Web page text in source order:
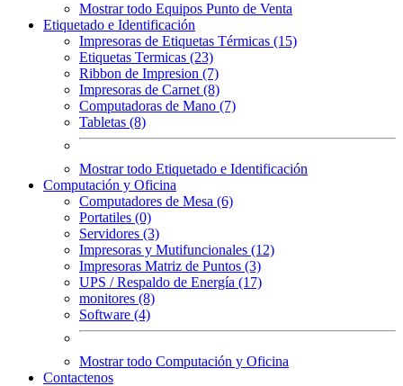
Mostrar todo Equipos Punto de Venta
Etiquetado e Identificación
Impresoras de Etiquetas Térmicas (15)
Etiquetas Termicas (23)
Ribbon de Impresion (7)
Impresoras de Carnet (8)
Computadoras de Mano (7)
Tabletas (8)
Mostrar todo Etiquetado e Identificación
Computación y Oficina
Computadores de Mesa (6)
Portatiles (0)
Servidores (3)
Impresoras y Mutifuncionales (12)
Impresoras Matriz de Puntos (3)
UPS / Respaldo de Energía (17)
monitores (8)
Software (4)
Mostrar todo Computación y Oficina
Contactenos